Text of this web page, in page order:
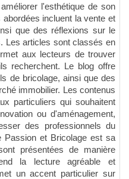
l'esthétique de son
incluent la vente et
que des réflexions sur le
Les articles sont classés en
aux lecteurs de trouver
recherchent. Le blog offre
de bricolage, ainsi que des
immobilier. Les contenus
particuliers qui souhaitent
ou d'aménagement,
des professionnels du
et Bricolage est sa
présentées de manière
la lecture agréable et
un accent particulier sur